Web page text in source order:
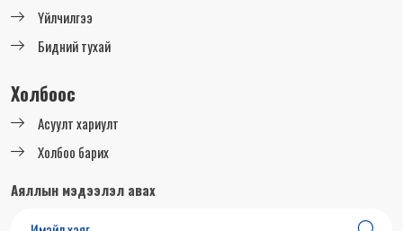
Үйлчилгээ
Бидний тухай
Холбоос
Асуулт хариулт
Холбоо барих
Аяллын мэдээлэл авах